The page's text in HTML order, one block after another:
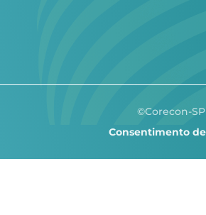
©Corecon-
Consentimento